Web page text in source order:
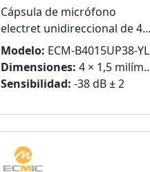
Cápsula de micrófono
electret unidireccional de 4
mm con clavijas
Modelo: ECM-B4015UP38-YL
Dimensiones: 4 × 1,5 milímetros
Sensibilidad: -38 dB ± 2